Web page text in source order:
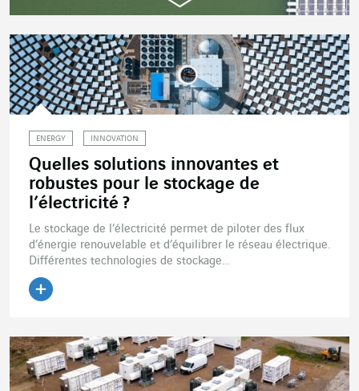
ENERGY INNOVATION
Quelles solutions innovantes et
robustes pour le stockage de
l’électricité ?
Le stockage de l’électricité permet de piloter des flux
d’énergie renouvelable et d’équilibrer le réseau électrique.
Différentes technologies de stockage...